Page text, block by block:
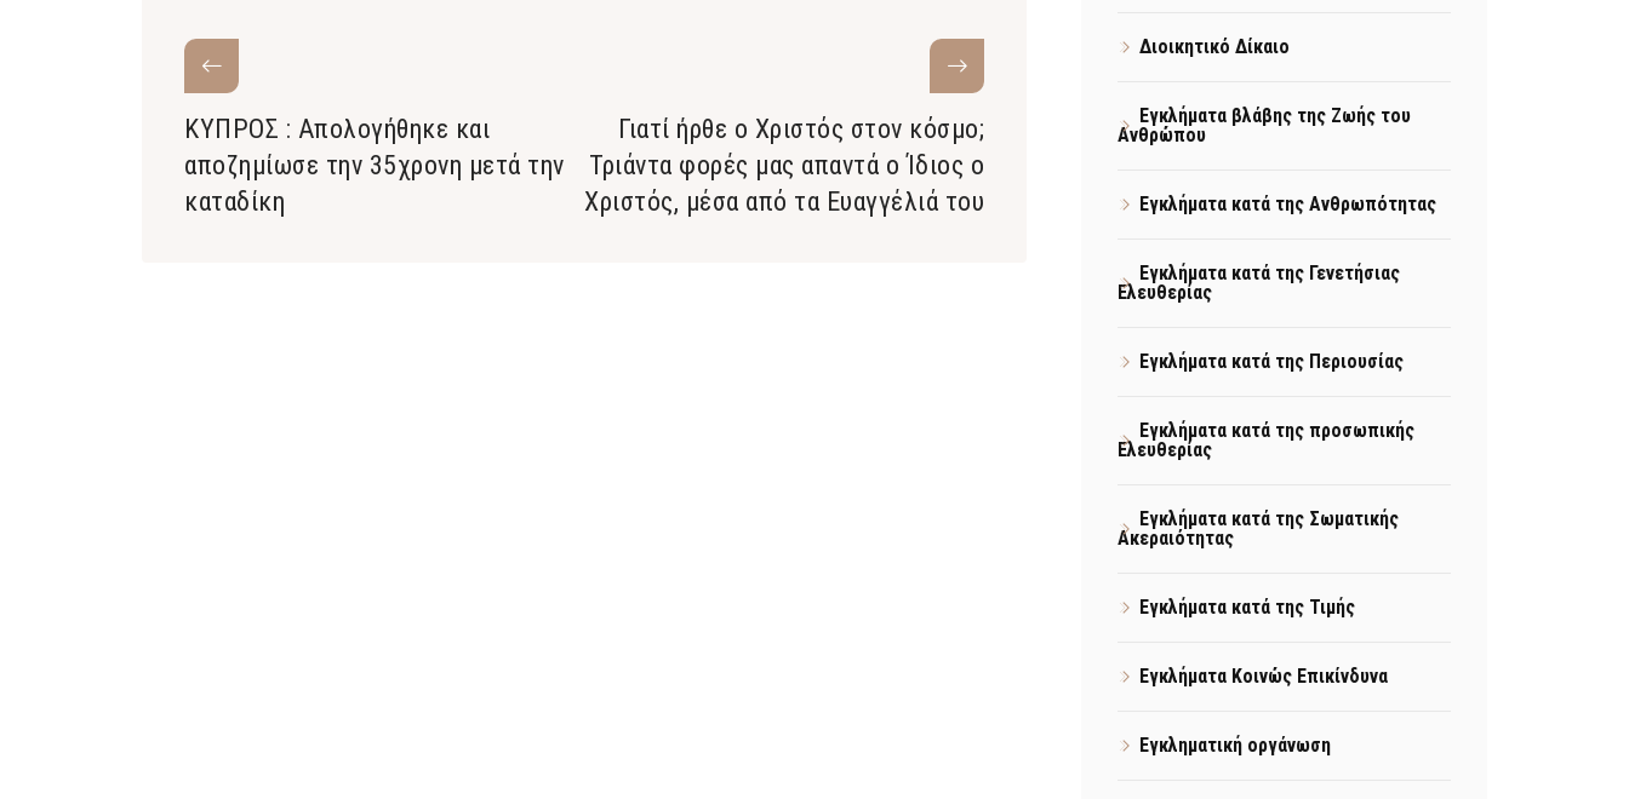
ΚΥΠΡΟΣ : Απολογήθηκε και
αποζημίωσε την 35χρονη μετά την
καταδίκη
Γιατί ήρθε ο Χριστός στον κόσμο;
Τριάντα φορές μας απαντά ο Ίδιος ο
Χριστός, μέσα από τα Ευαγγέλιά του
Διοικητικό Δίκαιο
Εγκλήματα βλάβης της Ζωής του
Ανθρώπου
Εγκλήματα κατά της Ανθρωπότητας
Εγκλήματα κατά της Γενετήσιας
Ελευθερίας
Εγκλήματα κατά της Περιουσίας
Εγκλήματα κατά της προσωπικής
Ελευθερίας
Εγκλήματα κατά της Σωματικής
Ακεραιότητας
Εγκλήματα κατά της Τιμής
Εγκλήματα Κοινώς Επικίνδυνα
Εγκληματική οργάνωση